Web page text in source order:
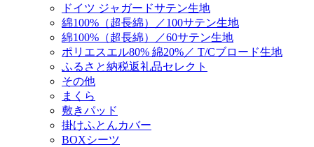
ドイツ ジャガードサテン生地
綿100%（超長綿）／100サテン生地
綿100%（超長綿）／60サテン生地
ポリエスエル80% 綿20%／ T/Cブロード生地
ふるさと納税返礼品セレクト
その他
まくら
敷きパッド
掛けふとんカバー
BOXシーツ